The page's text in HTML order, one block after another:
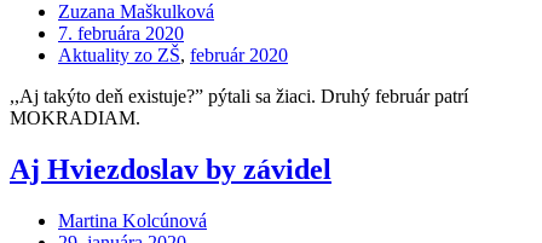
Zuzana Maškulková
7. februára 2020
Aktuality zo ZŠ, február 2020
,,Aj takýto deň existuje?” pýtali sa žiaci. Druhý február patrí
MOKRADIAM.
Aj Hviezdoslav by závidel
Martina Kolcúnová